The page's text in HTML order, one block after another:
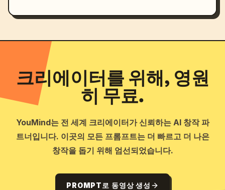
크리에이터를 위해, 영원
히 무료.
YouMind는 전 세계 크리에이터가 신뢰하는 AI 창작 파
트너입니다. 이곳의 모든 프롬프트는 더 빠르고 더 나은
창작을 돕기 위해 엄선되었습니다.
PROMPT로 동영상 생성